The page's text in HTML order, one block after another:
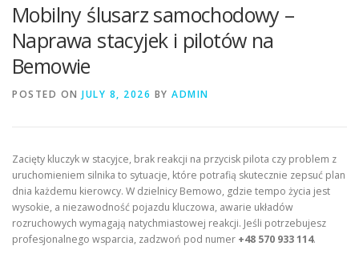
ELEKTRYK SAMOCHODOWY BLOG
Mobilny ślusarz samochodowy –
Naprawa stacyjek i pilotów na
Bemowie
POSTED ON JULY 8, 2026 BY ADMIN
Zacięty kluczyk w stacyjce, brak reakcji na przycisk pilota czy problem z
uruchomieniem silnika to sytuacje, które potrafią skutecznie zepsuć plan
dnia każdemu kierowcy. W dzielnicy Bemowo, gdzie tempo życia jest
wysokie, a niezawodność pojazdu kluczowa, awarie układów
rozruchowych wymagają natychmiastowej reakcji. Jeśli potrzebujesz
profesjonalnego wsparcia, zadzwoń pod numer +48 570 933 114.